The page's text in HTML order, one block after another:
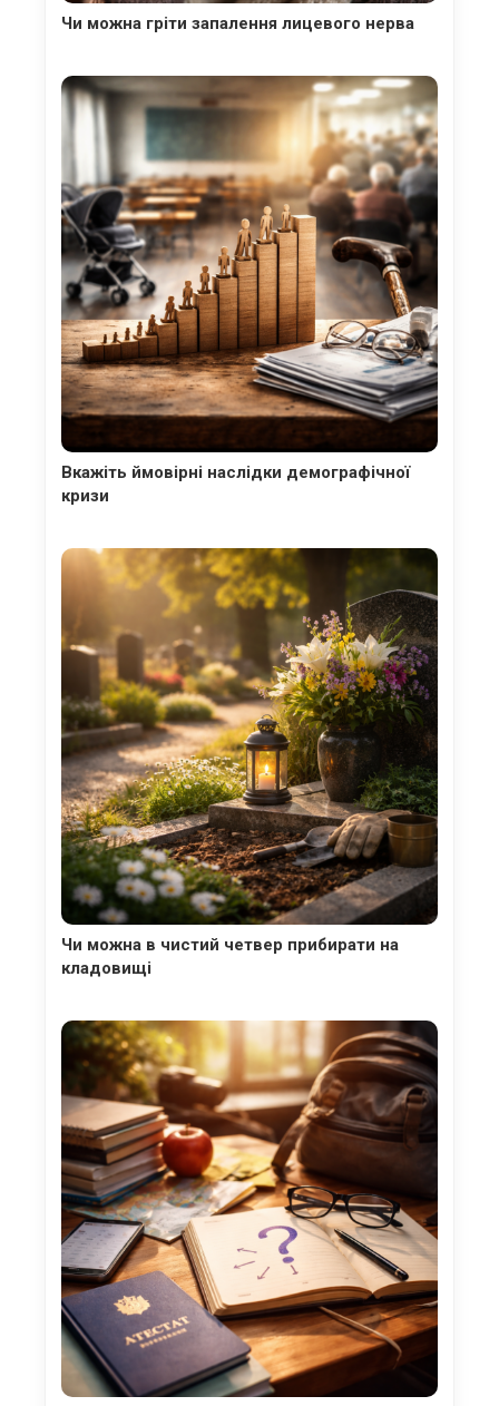
Чи можна гріти запалення лицевого нерва
Вкажіть ймовірні наслідки демографічної
кризи
Чи можна в чистий четвер прибирати на
кладовищі